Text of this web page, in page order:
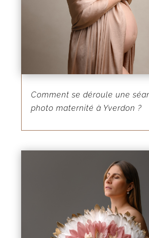
Comment se déroule une
photo maternité à Yverdon ?